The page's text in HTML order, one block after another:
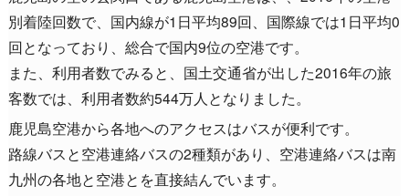
別着陸回数で、国内線が1日平均89回、国際線では1日平均0
回となっており、総合で国内9位の空港です。
また、利用者数でみると、国土交通省が出した2016年の旅
客数では、利用者数約544万人となりました。
鹿児島空港から各地へのアクセスはバスが便利です。
路線バスと空港連絡バスの2種類があり、空港連絡バスは南
九州の各地と空港とを直接結んでいます。